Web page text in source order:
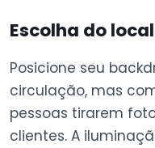
Escolha do
Posicione seu
circulação, mas
pessoas tirarem
clientes. A